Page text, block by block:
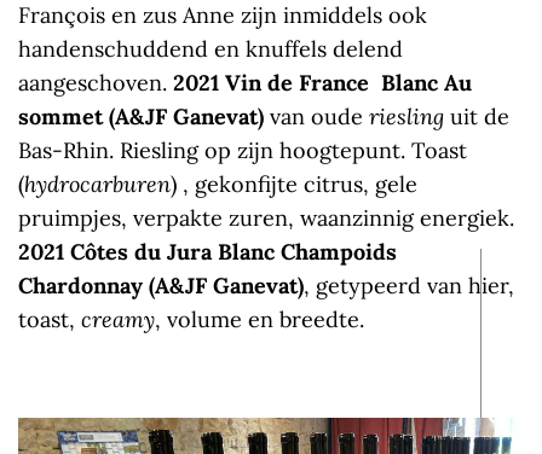
François en zus Anne zijn inmiddels ook
handenschuddend en knuffels delend
aangeschoven. 2021 Vin de France Blanc Au
sommet (A&JF Ganevat) van oude riesling uit de
Bas-Rhin. Riesling op zijn hoogtepunt. Toast
(hydrocarburen) , gekonfijte citrus, gele
pruimpjes, verpakte zuren, waanzinnig energiek.
2021 Côtes du Jura Blanc Champoids
Chardonnay (A&JF Ganevat), getypeerd van hier,
toast, creamy, volume en breedte.